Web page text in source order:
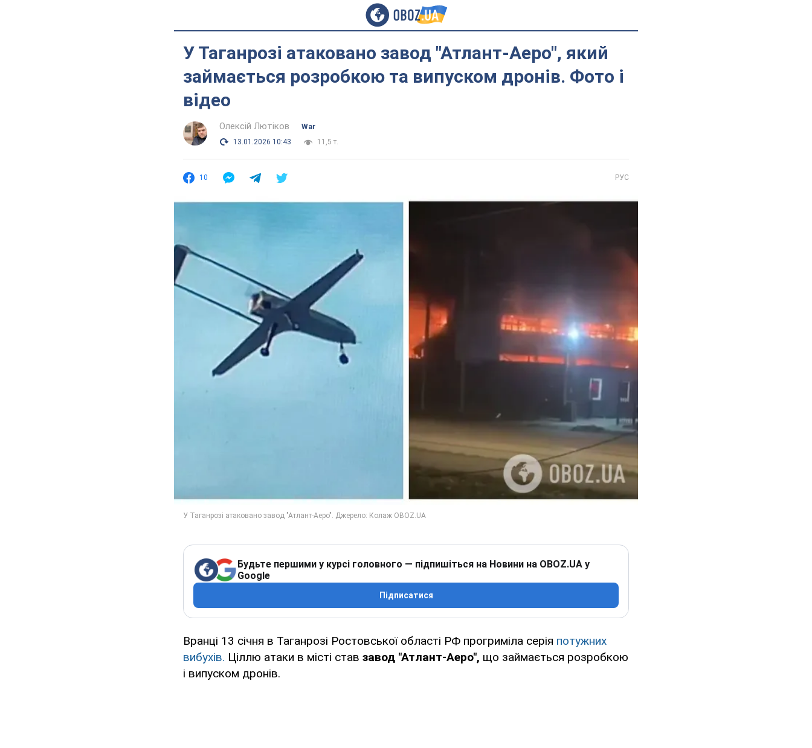
У Таганрозі атаковано завод "Атлант-Аеро", який
займається розробкою та випуском дронів. Фото і
відео
Олексій Лютіков
War
13.01.2026 10:43
11,5 т.
10 РУС
Будьте першими у курсі головного — підпишіться на Новини на OBOZ.UA у
Google
Підписатися
Вранці 13 січня в Таганрозі Ростовської області РФ прогриміла серія потужних
вибухів. Ціллю атаки в місті став завод "Атлант-Аеро", що займається розробкою
і випуском дронів.